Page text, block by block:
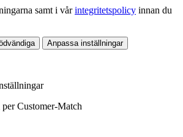
samt i vårintegritetspolicy innan du
Anpassa inställningar
Customer-Match